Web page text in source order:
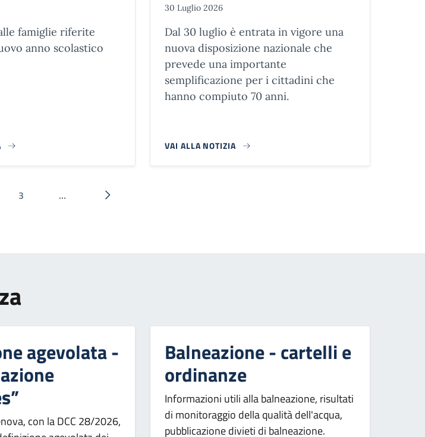
famiglie riferite
anno scolastico
30 Luglio 2026
Dal 30 luglio è entrata in vigore una
nuova disposizione nazionale che
prevede una importante
semplificazione per i cittadini che
hanno compiuto 70 anni.
VAI ALLA NOTIZIA
Pagina
3 … Pagina successiva
agevolata -
con la DCC 28/2026,
Balneazione - cartelli e
ordinanze
Informazioni utili alla balneazione, risultati
di monitoraggio della qualità dell'acqua,
pubblicazione divieti di balneazione.